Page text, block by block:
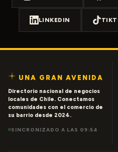
LINKEDIN
UNA GRAN AVENIDA
Directorio nacional de negocios
locales de Chile. Conectamos
comunidades con el comercio de
su barrio desde 2024.
SINCRONIZADO A LAS 09:54